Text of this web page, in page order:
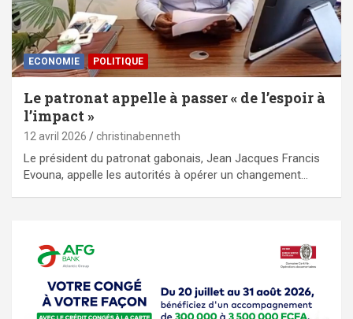
ECONOMIE POLITIQUE
Le patronat appelle à passer « de l’espoir à
l’impact »
12 avril 2026 christinabenneth
Le président du patronat gabonais, Jean Jacques Francis
Evouna, appelle les autorités à opérer un changement…